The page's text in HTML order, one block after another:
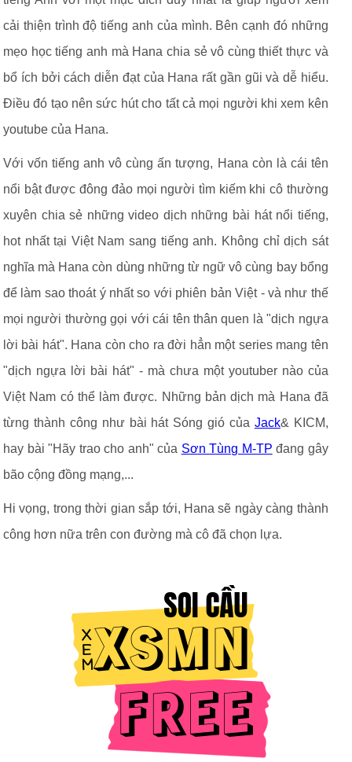
cải thiện trình độ tiếng anh của mình. Bên cạnh đó những
mẹo học tiếng anh mà Hana chia sẻ vô cùng thiết thực và
bổ ích bởi cách diễn đạt của Hana rất gần gũi và dễ hiểu.
Điều đó tạo nên sức hút cho tất cả mọi người khi xem kên
youtube của Hana.
Với vốn tiếng anh vô cùng ấn tượng, Hana còn là cái tên
nổi bật được đông đảo mọi người tìm kiếm khi cô thường
xuyên chia sẻ những video dịch những bài hát nổi tiếng,
hot nhất tại Việt Nam sang tiếng anh. Không chỉ dịch sát
nghĩa mà Hana còn dùng những từ ngữ vô cùng bay bổng
để làm sao thoát ý nhất so với phiên bản Việt - và như thế
mọi người thường gọi với cái tên thân quen là "dịch ngựa
lời bài hát". Hana còn cho ra đời hẳn một series mang tên
"dịch ngựa lời bài hát" - mà chưa một youtuber nào của
Việt Nam có thể làm được. Những bản dịch mà Hana đã
từng thành công như bài hát Sóng gió của Jack& KICM,
hay bài "Hãy trao cho anh" của Sơn Tùng M-TP đang gây
bão cộng đồng mạng,...
Hi vọng, trong thời gian sắp tới, Hana sẽ ngày càng thành
công hơn nữa trên con đường mà cô đã chọn lựa.